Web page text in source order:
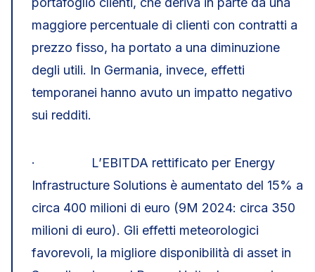
maggiore percentuale di clienti con contratti a
prezzo fisso, ha portato a una diminuzione
degli utili. In Germania, invece, effetti
temporanei hanno avuto un impatto negativo
sui redditi.
· L’EBITDA rettificato per Energy
Infrastructure Solutions è aumentato del 15% a
circa 400 milioni di euro (9M 2024: circa 350
milioni di euro). Gli effetti meteorologici
favorevoli, la migliore disponibilità di asset in